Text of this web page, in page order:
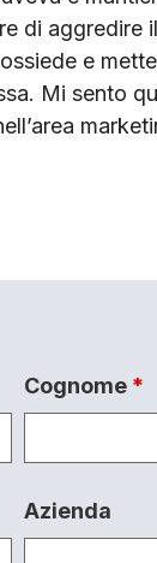
di
e
Mi sento
Cognome *
Azienda